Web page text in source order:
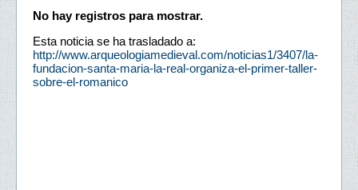
No hay registros para mostrar.
Esta noticia se ha trasladado a:
http://www.arqueologiamedieval.com/noticias1/3407/la-
fundacion-santa-maria-la-real-organiza-el-primer-taller-
sobre-el-romanico